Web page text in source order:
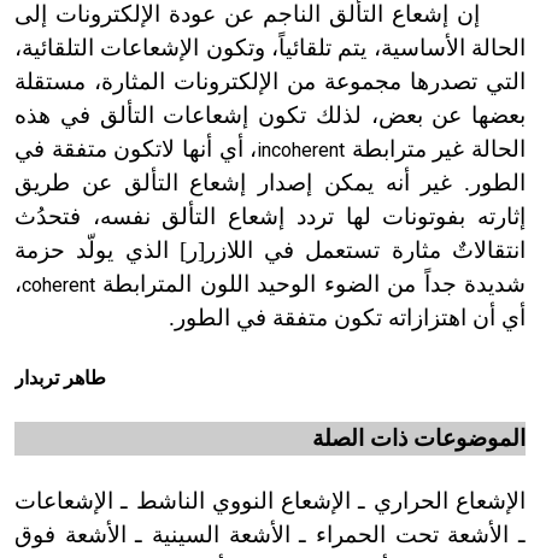
إن إشعاع التألق الناجم عن عودة الإلكترونات إلى
الحالة الأساسية، يتم تلقائياً، وتكون الإشعاعات التلقائية،
التي تصدرها مجموعة من الإلكترونات المثارة، مستقلة
بعضها عن بعض، لذلك تكون إشعاعات التألق في هذه
الحالة غير مترابطة incoherent، أي أنها لاتكون متفقة في
الطور. غير أنه يمكن إصدار إشعاع التألق عن طريق
إثارته بفوتونات لها تردد إشعاع التألق نفسه، فتحدُث
انتقالاتٌ مثارة تستعمل في اللازر[ر] الذي يولّد حزمة
شديدة جداً من الضوء الوحيد اللون المترابطة coherent،
أي أن اهتزازاته تكون متفقة في الطور.
طاهر تربدار
الموضوعات ذات الصلة
الإشعاع الحراري ـ الإشعاع النووي الناشط ـ الإشعاعات
ـ الأشعة تحت الحمراء ـ الأشعة السينية ـ الأشعة فوق